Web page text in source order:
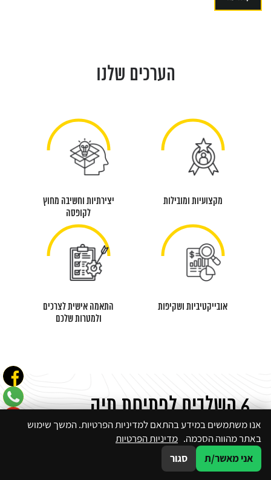
הערכים שלנו
מקצועיות ומובילות
יצירתיות וחשיבה מחוץ
לקופסה
אובייקטיביות ושקיפות
התאמה אישית לצרכים
ולמטרות שלכם
6 השלבים לפתיחת תיק
השקעות בהורייזן
אנו משתמשים במידע בהתאם למדיניות הפרטיות. המשך שימוש
באתר מהווה הסכמה. מדיניות הפרטיות
אני מאשר/ת
סגור